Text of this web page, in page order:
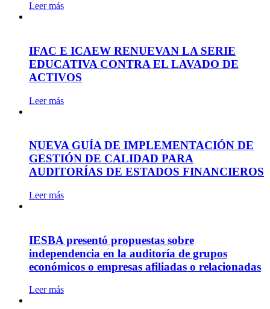
Leer más
IFAC E ICAEW RENUEVAN LA SERIE
EDUCATIVA CONTRA EL LAVADO DE
ACTIVOS
Leer más
NUEVA GUÍA DE IMPLEMENTACIÓN DE
GESTIÓN DE CALIDAD PARA
AUDITORÍAS DE ESTADOS FINANCIEROS
Leer más
IESBA presentó propuestas sobre
independencia en la auditoría de grupos
económicos o empresas afiliadas o relacionadas
Leer más